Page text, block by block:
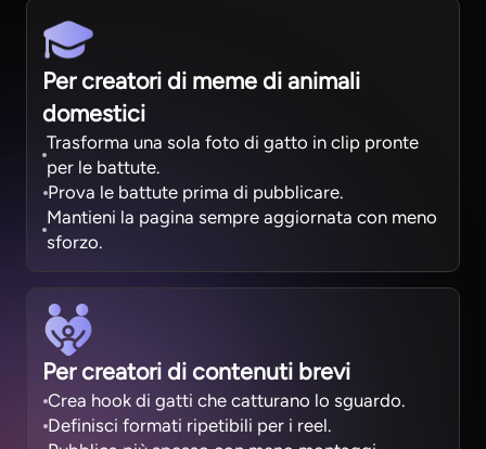
Per creatori di meme di animali
domestici
Trasforma una sola foto di gatto in clip pronte
per le battute.
Prova le battute prima di pubblicare.
Mantieni la pagina sempre aggiornata con meno
sforzo.
Per creatori di contenuti brevi
Crea hook di gatti che catturano lo sguardo.
Definisci formati ripetibili per i reel.